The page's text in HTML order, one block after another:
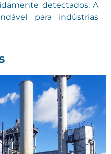
detectados. A
para indústrias